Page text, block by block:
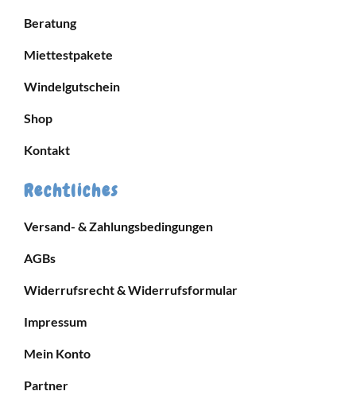
Beratung
Miettestpakete
Windelgutschein
Shop
Kontakt
Rechtliches
Versand- & Zahlungsbedingungen
AGBs
Widerrufsrecht & Widerrufsformular
Impressum
Mein Konto
Partner